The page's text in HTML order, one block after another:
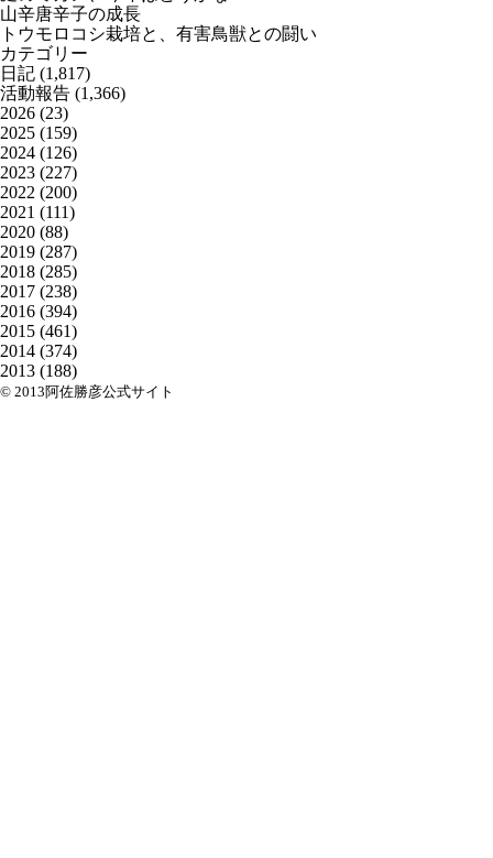
山辛唐辛子の成長
トウモロコシ栽培と、有害鳥獣との闘い
カテゴリー
日記 (1,817)
活動報告 (1,366)
2026 (23)
2025 (159)
2024 (126)
2023 (227)
2022 (200)
2021 (111)
2020 (88)
2019 (287)
2018 (285)
2017 (238)
2016 (394)
2015 (461)
2014 (374)
2013 (188)
© 2013阿佐勝彦公式サイト